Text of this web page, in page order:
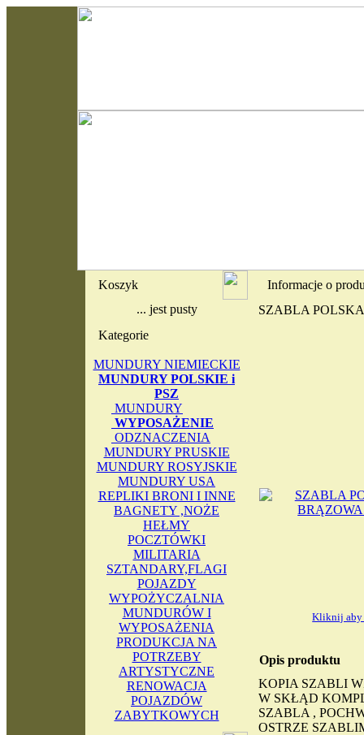
Koszyk
... jest pusty
Kategorie
MUNDURY NIEMIECKIE
MUNDURY POLSKIE i
PSZ
MUNDURY
WYPOSAŻENIE
ODZNACZENIA
MUNDURY PRUSKIE
MUNDURY ROSYJSKIE
MUNDURY USA
REPLIKI BRONI I INNE
BAGNETY ,NOŻE
HEŁMY
POCZTÓWKI
MILITARIA
SZTANDARY,FLAGI
POJAZDY
WYPOŻYCZALNIA
MUNDURÓW I
WYPOSAŻENIA
PRODUKCJA NA
POTRZEBY
ARTYSTYCZNE
RENOWACJA
POJAZDÓW
ZABYTKOWYCH
Informacje o
SZABLA
Kliknij aby
Opis produktu
KOPIA SZABLI
W SKŁĄD
SZABLA ,
OSTRZE